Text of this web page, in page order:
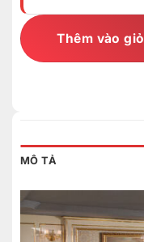
Thêm vào giỏ
MÔ TẢ